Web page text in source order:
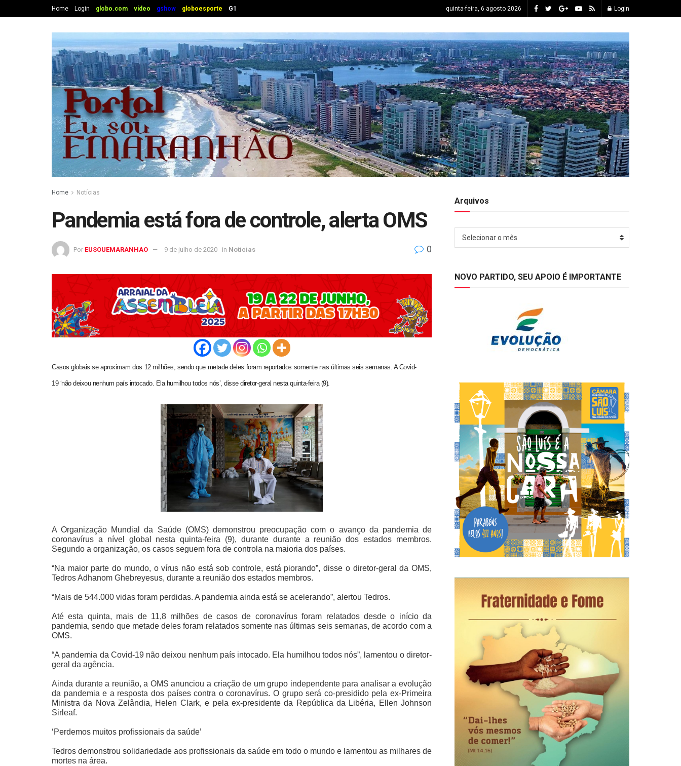
Home Login globo.com vídeo gshow globoesporte G1 quinta-feira, 6 agosto 2026 Login
Home Notícias
Pandemia está fora de controle, alerta OMS
Por EUSOUEMARANHAO 9 de julho de 2020 in Notícias 0
Casos globais se aproximam dos 12 milhões, sendo que metade deles foram reportados somente nas últimas seis semanas. A Covid-
19 ‘não deixou nenhum país intocado. Ela humilhou todos nós’, disse diretor-geral nesta quinta-feira (9).
A Organização Mundial da Saúde (OMS) demonstrou preocupação com o avanço da pandemia de
coronavírus a nível global nesta quinta-feira (9), durante durante a reunião dos estados membros.
Segundo a organização, os casos seguem fora de controla na maioria dos países.
“Na maior parte do mundo, o vírus não está sob controle, está piorando”, disse o diretor-geral da OMS,
Tedros Adhanom Ghebreyesus, durante a reunião dos estados membros.
“Mais de 544.000 vidas foram perdidas. A pandemia ainda está se acelerando”, alertou Tedros.
Até esta quinta, mais de 11,8 milhões de casos de coronavírus foram relatados desde o início da
pandemia, sendo que metade deles foram relatados somente nas últimas seis semanas, de acordo com a
OMS.
“A pandemia da Covid-19 não deixou nenhum país intocado. Ela humilhou todos nós”, lamentou o diretor-
geral da agência.
Ainda durante a reunião, a OMS anunciou a criação de um grupo independente para analisar a evolução
da pandemia e a resposta dos países contra o coronavírus. O grupo será co-presidido pela ex-Primeira
Ministra da Nova Zelândia, Helen Clark, e pela ex-presidente da República da Libéria, Ellen Johnson
Sirleaf.
‘Perdemos muitos profissionais da saúde’
Tedros demonstrou solidariedade aos profissionais da saúde em todo o mundo e lamentou as milhares de
mortes na área.
Arquivos
Selecionar o mês
NOVO PARTIDO, SEU APOIO É IMPORTANTE